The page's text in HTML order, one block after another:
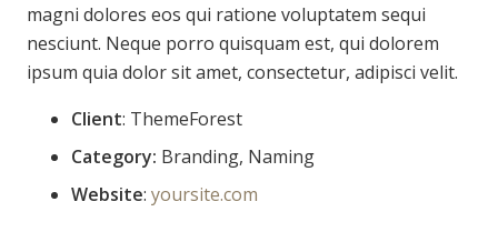
magni dolores eos qui ratione voluptatem sequi
nesciunt. Neque porro quisquam est, qui dolorem
ipsum quia dolor sit amet, consectetur, adipisci velit.
Client: ThemeForest
Category: Branding, Naming
Website: yoursite.com